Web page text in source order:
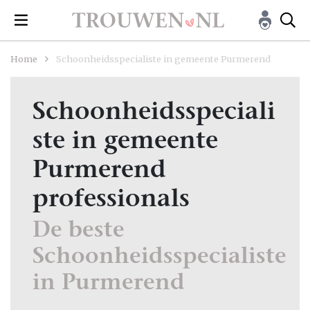
Home Schoonheidsspecialiste in gemeente Purmerend
Schoonheidsspeciali
ste in gemeente
Purmerend
professionals
De beste
Schoonheidsspecialiste
in Purmerend